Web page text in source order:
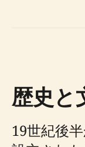
歴史と
19世紀後